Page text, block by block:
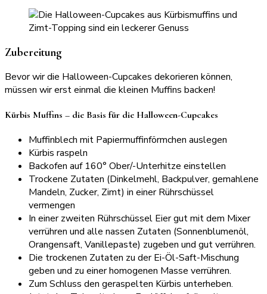
Zubereitung
Bevor wir die Halloween-Cupcakes dekorieren können,
müssen wir erst einmal die kleinen Muffins backen!
Kürbis Muffins – die Basis für die Halloween-Cupcakes
Muffinblech mit Papiermuffinförmchen auslegen
Kürbis raspeln
Backofen auf 160° Ober/-Unterhitze einstellen
Trockene Zutaten (Dinkelmehl, Backpulver, gemahlene
Mandeln, Zucker, Zimt) in einer Rührschüssel
vermengen
In einer zweiten Rührschüssel Eier gut mit dem Mixer
verrühren und alle nassen Zutaten (Sonnenblumenöl,
Orangensaft, Vanillepaste) zugeben und gut verrühren.
Die trockenen Zutaten zu der Ei-Öl-Saft-Mischung
geben und zu einer homogenen Masse verrühren.
Zum Schluss den geraspelten Kürbis unterheben.